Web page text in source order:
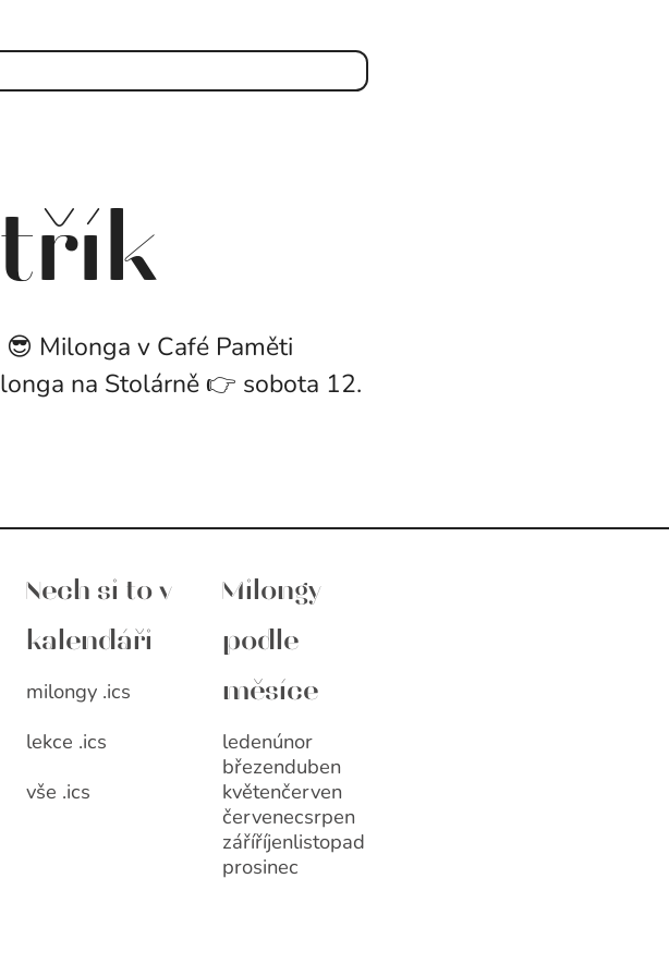
Milonga v Café Paměti
na Stolárně 👉 sobota 12.
Nech si to v
kalendáři
milongy .ics
lekce .ics
vše .ics
Milongy
podle
měsíce
ledenúnor
březenduben
květenčerven
červenecsrpen
záříříjenlistopad
prosinec